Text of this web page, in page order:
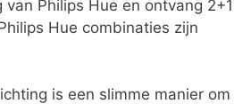
Philips Hue en ontvang 2+1
Hue combinaties zijn
is een slimme manier om